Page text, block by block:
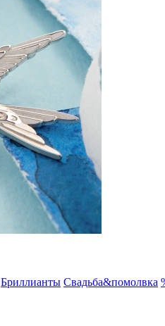
Бриллианты Свадьба&помолвка